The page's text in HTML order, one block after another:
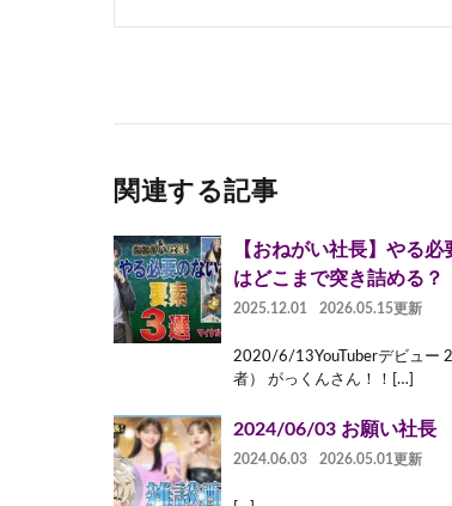
関連する記事
【おねがい社長】やる
はどこまで突き詰める？
2025.12.01 2026.05.15更新
2020/6/13YouTuberデビュー
者） がっくんさん！！[…]
2024/06/03 お願い社長
2024.06.03 2026.05.01更新